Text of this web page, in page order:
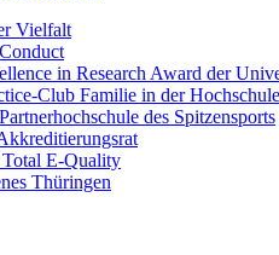
Vielfalt
in Research Award der
Club Familie in der Hochschule
des Spitzensports
E-Quality
Thüringen